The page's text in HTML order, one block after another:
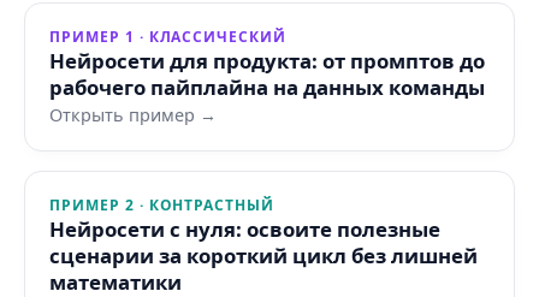
ПРИМЕР 1 · КЛАССИЧЕСКИЙ
Нейросети для продукта: от промптов до
рабочего пайплайна на данных команды
Открыть пример →
ПРИМЕР 2 · КОНТРАСТНЫЙ
Нейросети с нуля: освоите полезные
сценарии за короткий цикл без лишней
математики